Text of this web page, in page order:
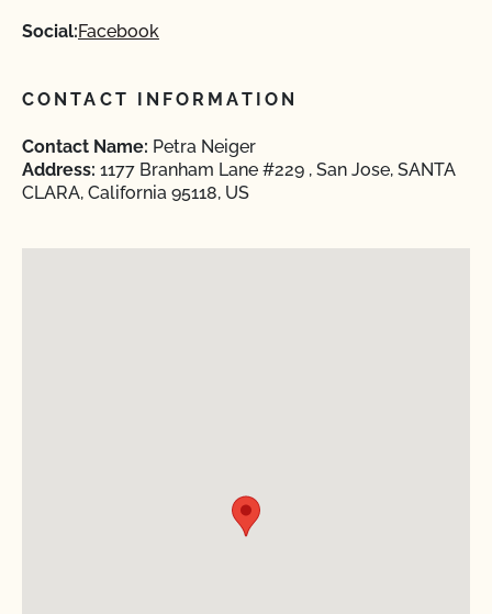
Social:Facebook
CONTACT INFORMATION
Contact Name: Petra Neiger
Address: 1177 Branham Lane #229 , San Jose, SANTA
CLARA, California 95118, US